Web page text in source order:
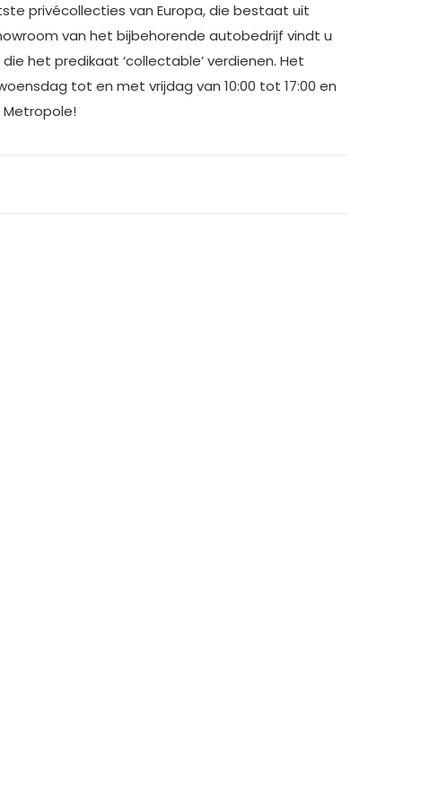
privécollecties van Europa, die bestaat uit
van het bijbehorende autobedrijf vindt u
het predikaat ‘collectable’ verdienen. Het
tot en met vrijdag van 10:00 tot 17:00 en
Metropole!